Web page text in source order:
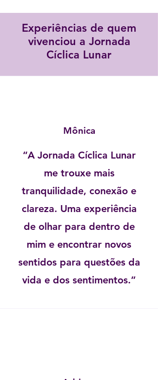
Experiências de quem
vivenciou a Jornada
Cíclica Lunar
Mônica
“A Jornada Cíclica Lunar
me trouxe mais
tranquilidade, conexão e
clareza. Uma experiência
de olhar para dentro de
mim e encontrar novos
sentidos para questões da
vida e dos sentimentos.”